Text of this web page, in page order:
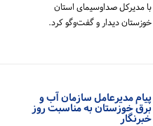
با مدیرکل صداوسیمای استان
خوزستان دیدار و گفت‌وگو کرد.
پیام مدیرعامل سازمان آب و
برق خوزستان به مناسبت روز
خبرنگار